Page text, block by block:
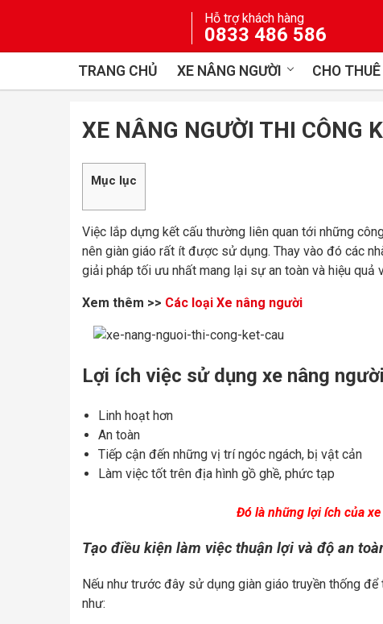
Hỗ trợ khách hàng
0833 486 586
TRANG CHỦ XE NÂNG NGƯỜI CHO THUÊ
XE NÂNG NGƯỜI THI CÔNG
Mục lục
Việc lắp dựng kết cấu thường liên quan tới những
nên giàn giáo rất ít được sử dụng. Thay vào đó các
giải pháp tối ưu nhất mang lại sự an toàn và hiệu quả
Xem thêm >> Các loại Xe nâng người
Lợi ích việc sử dụng xe nâng
Linh hoạt hơn
An toàn
Tiếp cận đến những vị trí ngóc ngách, bị vật cản
Làm việc tốt trên địa hình gồ ghề, phức tạp
Đó là những lợi ích của
Tạo điều kiện làm việc thuận lợi và độ an
Nếu như trước đây sử dụng giàn giáo truyền thống
như: